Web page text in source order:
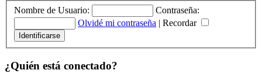
Nombre de Usuario:
Contraseña:
Olvidé mi contraseña | Recordar
¿Quién está conectado?